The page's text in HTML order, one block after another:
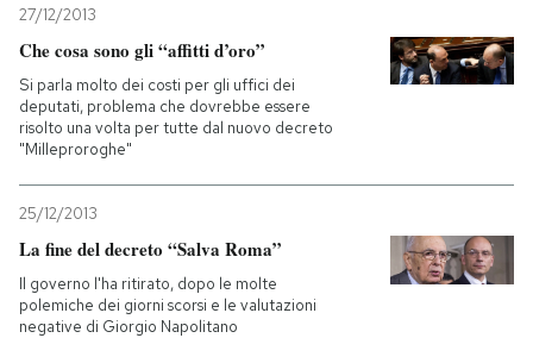
27/12/2013
Che cosa sono gli “affitti d’oro”
Si parla molto dei costi per gli uffici dei
deputati, problema che dovrebbe essere
risolto una volta per tutte dal nuovo decreto
"Milleproroghe"
25/12/2013
La fine del decreto “Salva Roma”
Il governo l'ha ritirato, dopo le molte
polemiche dei giorni scorsi e le valutazioni
negative di Giorgio Napolitano